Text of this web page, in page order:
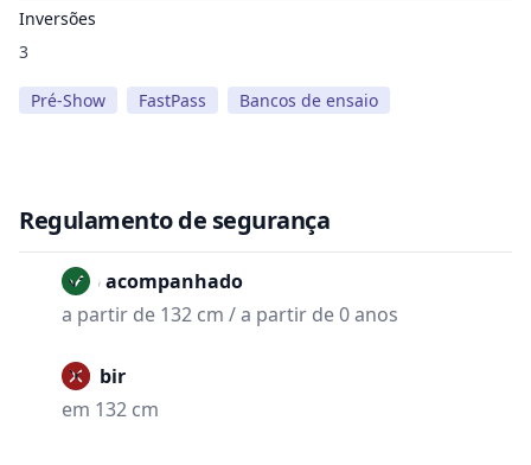
Inversões
3
Pré-Show FastPass Bancos de ensaio
Regulamento de segurança
Não acompanhado
a partir de 132 cm / a partir de 0 anos
Proibir
em 132 cm